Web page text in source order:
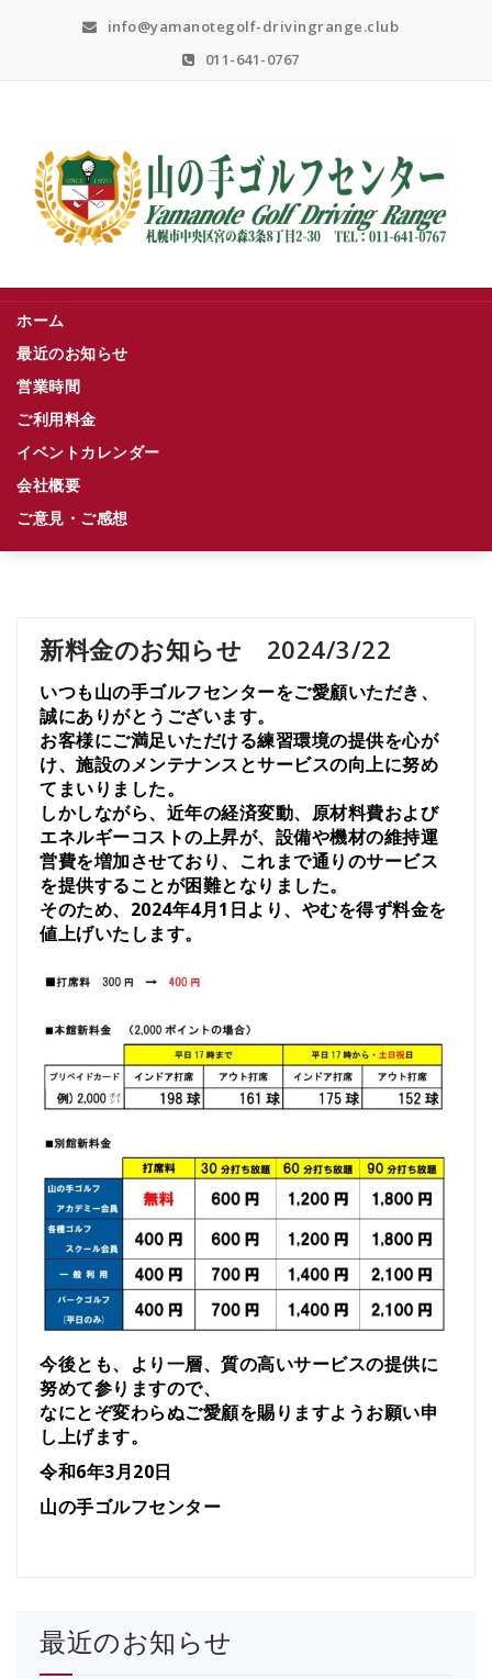
info@yamanotegolf-drivingrange.club
011-641-0767
ホーム
最近のお知らせ
営業時間
ご利用料金
イベントカレンダー
会社概要
ご意見・ご感想
新料金のお知らせ 2024/3/22
いつも山の手ゴルフセンターをご愛顧いただき、
誠にありがとうございます。
お客様にご満足いただける練習環境の提供を心が
け、施設のメンテナンスとサービスの向上に努め
てまいりました。
しかしながら、近年の経済変動、原材料費および
エネルギーコストの上昇が、設備や機材の維持運
営費を増加させており、これまで通りのサービス
を提供することが困難となりました。
そのため、 2024年4月1日より、やむを得ず料金を
値上げいたします。
今後とも、より一層、質の高いサービスの提供に
努めて参りますので、
なにとぞ変わらぬご愛顧を賜りますようお願い申
し上げます。
令和6年3月20日
山の手ゴルフセンター
最近のお知らせ